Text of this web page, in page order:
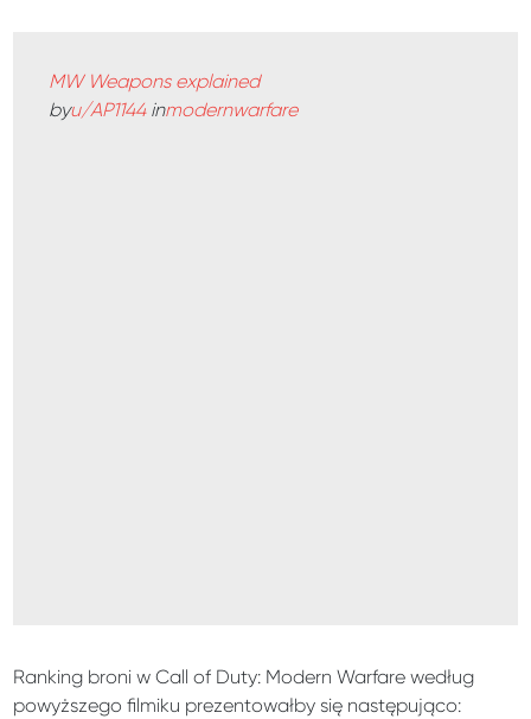
MW Weapons explained
byu/AP1144inmodernwarfare
Ranking broni w Call of Duty: Modern Warfare według
powyższego filmiku prezentowałby się następująco: